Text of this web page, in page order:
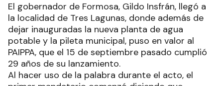
El gobernador de Formosa, Gildo Insfrán, llegó a
la localidad de Tres Lagunas, donde además de
dejar inauguradas la nueva planta de agua
potable y la pileta municipal, puso en valor al
PAIPPA, que el 15 de septiembre pasado cumplió
29 años de su lanzamiento.
Al hacer uso de la palabra durante el acto, el